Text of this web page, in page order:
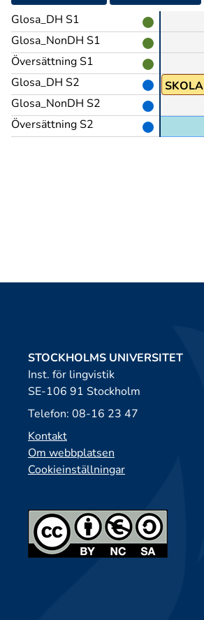
Glosa_DH S1
Glosa_NonDH S1
Översättning S1
Glosa_DH S2
Glosa_NonDH S2
Översättning S2
SKOLA
STOCKHOLMS UNIVERSITET
Inst. för lingvistik
SE-106 91 Stockholm
Telefon: 08-16 23 47
Kontakt
Om webbplatsen
Cookieinställningar